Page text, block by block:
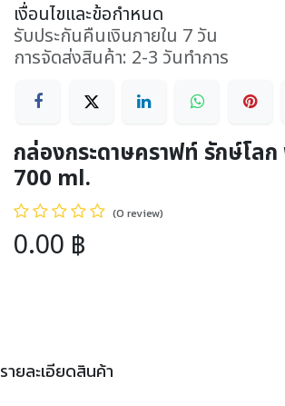
เงื่อนไขและข้อกำหนด
รับประกันคืนเงินภายใน 7 วัน
การจัดส่งสินค้า: 2-3 วันทำการ
กล่องกระดาษคราฟท์ รักษ์โล
700 ml.
(0 review)
0.00 ฿
รายละเอียดสินค้า